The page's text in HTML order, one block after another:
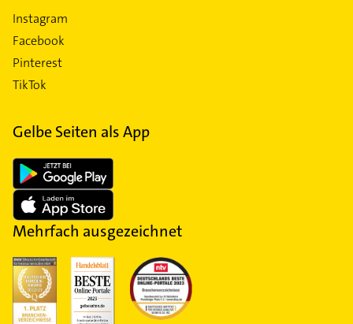
Instagram
Facebook
Pinterest
TikTok
Gelbe Seiten als App
Mehrfach ausgezeichnet